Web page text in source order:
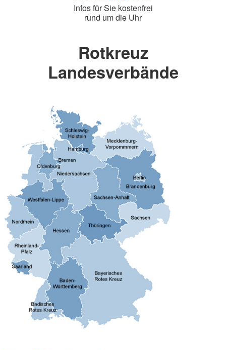
Infos für Sie kostenfrei
rund um die Uhr
Rotkreuz
Landesverbände